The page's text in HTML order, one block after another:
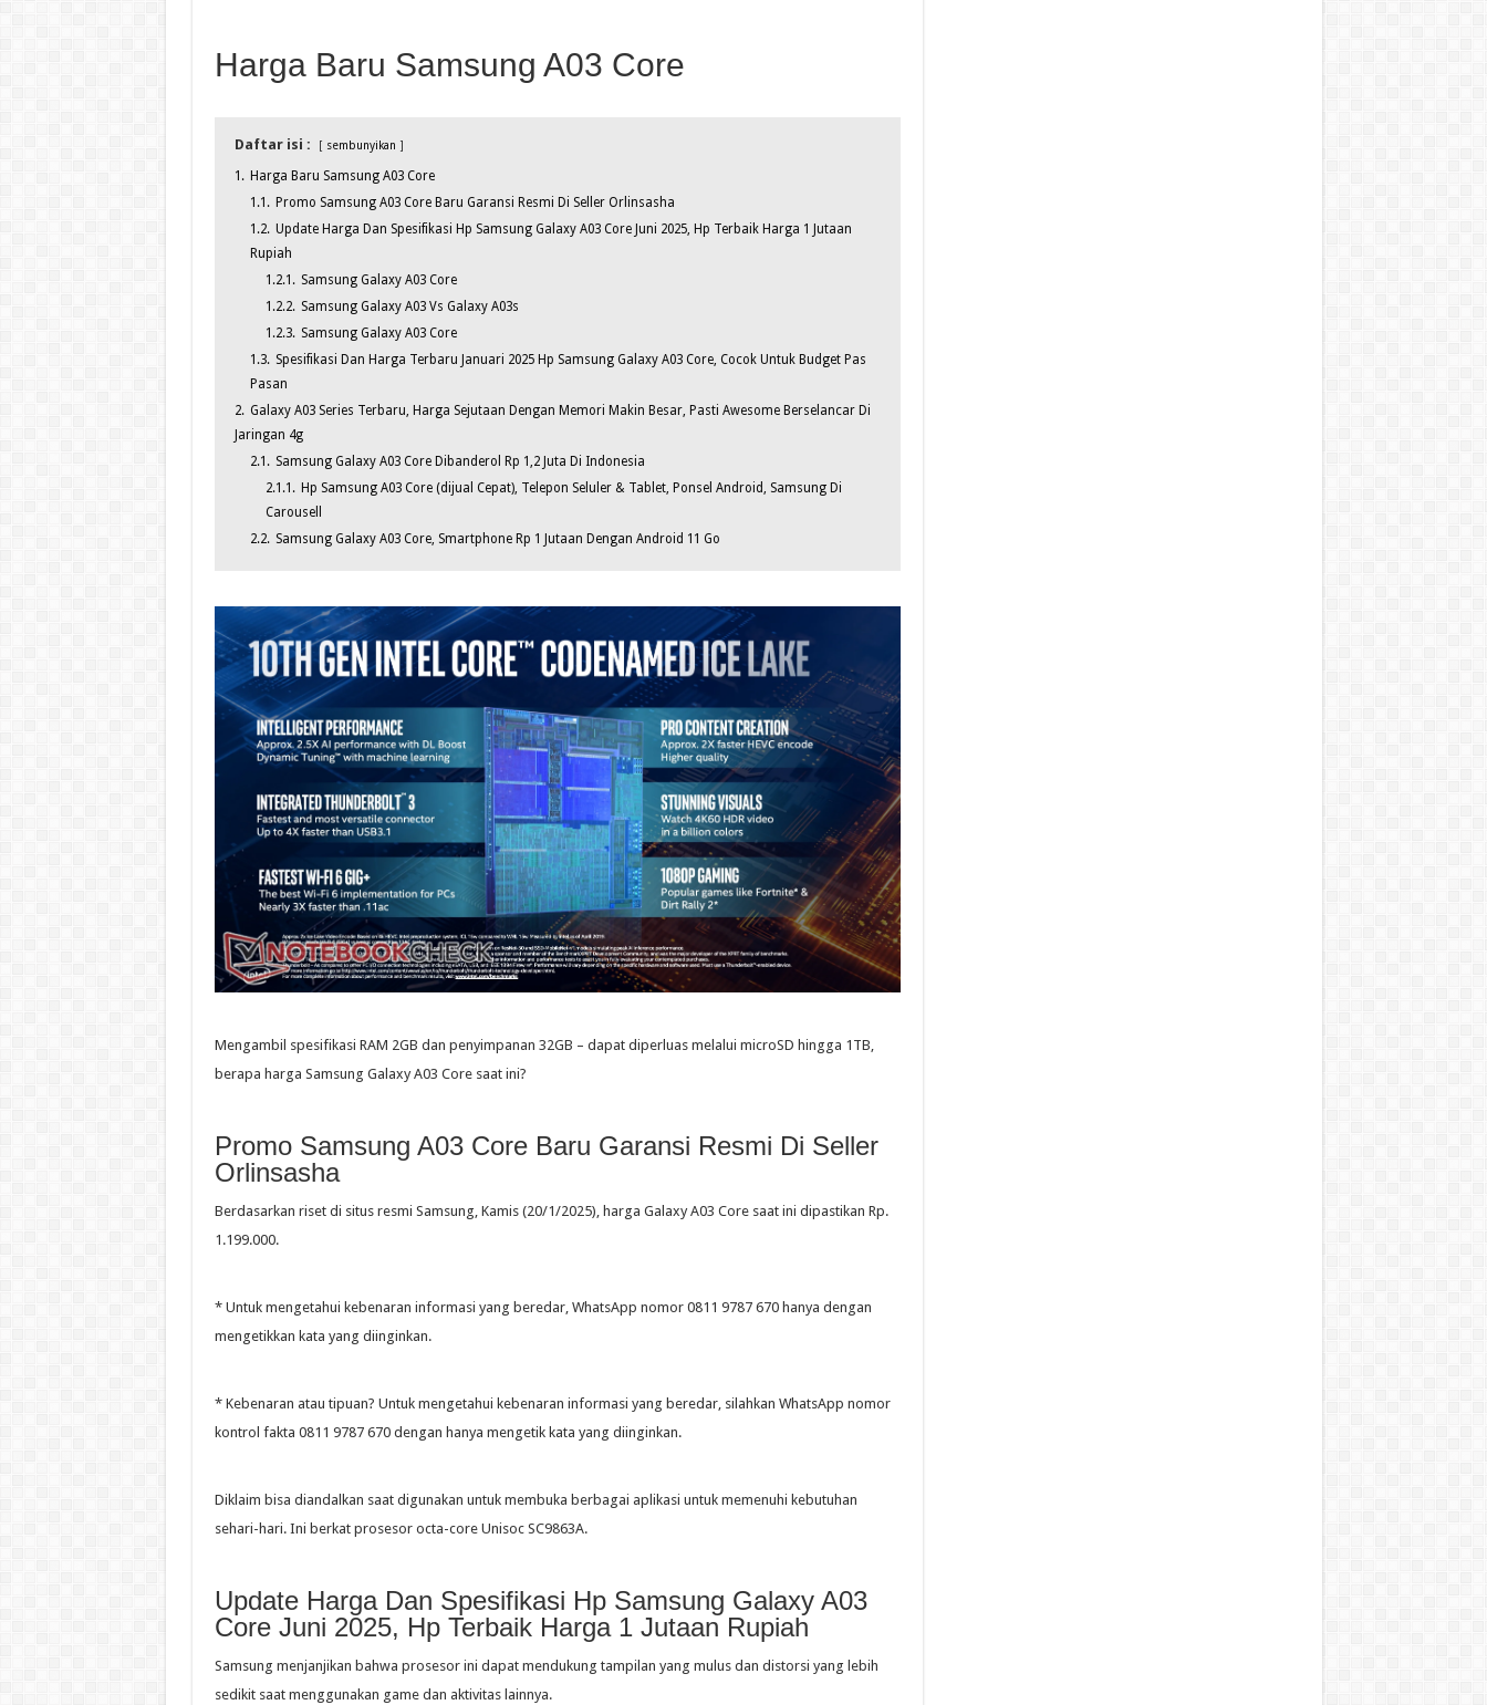
Harga Baru Samsung A03 Core
Daftar isi : sembunyikan
1. Harga Baru Samsung A03 Core
1.1. Promo Samsung A03 Core Baru Garansi Resmi Di Seller Orlinsasha
1.2. Update Harga Dan Spesifikasi Hp Samsung Galaxy A03 Core Juni 2025, Hp Terbaik Harga 1 Jutaan
Rupiah
1.2.1. Samsung Galaxy A03 Core
1.2.2. Samsung Galaxy A03 Vs Galaxy A03s
1.2.3. Samsung Galaxy A03 Core
1.3. Spesifikasi Dan Harga Terbaru Januari 2025 Hp Samsung Galaxy A03 Core, Cocok Untuk Budget Pas
Pasan
2. Galaxy A03 Series Terbaru, Harga Sejutaan Dengan Memori Makin Besar, Pasti Awesome Berselancar Di
Jaringan 4g
2.1. Samsung Galaxy A03 Core Dibanderol Rp 1,2 Juta Di Indonesia
2.1.1. Hp Samsung A03 Core (dijual Cepat), Telepon Seluler & Tablet, Ponsel Android, Samsung Di
Carousell
2.2. Samsung Galaxy A03 Core, Smartphone Rp 1 Jutaan Dengan Android 11 Go
Mengambil spesifikasi RAM 2GB dan penyimpanan 32GB – dapat diperluas melalui microSD hingga 1TB,
berapa harga Samsung Galaxy A03 Core saat ini?
Promo Samsung A03 Core Baru Garansi Resmi Di Seller
Orlinsasha
Berdasarkan riset di situs resmi Samsung, Kamis (20/1/2025), harga Galaxy A03 Core saat ini dipastikan Rp.
1.199.000.
* Untuk mengetahui kebenaran informasi yang beredar, WhatsApp nomor 0811 9787 670 hanya dengan
mengetikkan kata yang diinginkan.
* Kebenaran atau tipuan? Untuk mengetahui kebenaran informasi yang beredar, silahkan WhatsApp nomor
kontrol fakta 0811 9787 670 dengan hanya mengetik kata yang diinginkan.
Diklaim bisa diandalkan saat digunakan untuk membuka berbagai aplikasi untuk memenuhi kebutuhan
sehari-hari. Ini berkat prosesor octa-core Unisoc SC9863A.
Update Harga Dan Spesifikasi Hp Samsung Galaxy A03
Core Juni 2025, Hp Terbaik Harga 1 Jutaan Rupiah
Samsung menjanjikan bahwa prosesor ini dapat mendukung tampilan yang mulus dan distorsi yang lebih
sedikit saat menggunakan game dan aktivitas lainnya.